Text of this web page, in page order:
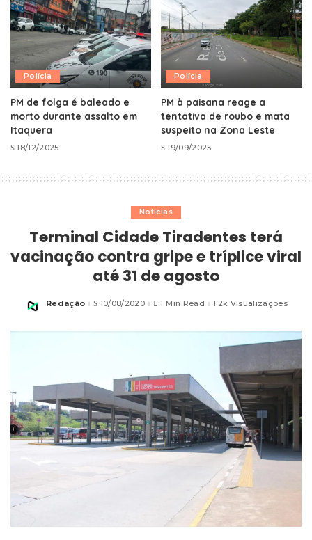
Polícia
PM de folga é baleado e
morto durante assalto em
Itaquera
18/12/2025
Polícia
PM à paisana reage a
tentativa de roubo e mata
suspeito na Zona Leste
19/09/2025
Notícias
Terminal Cidade Tiradentes terá
vacinação contra gripe e tríplice viral
até 31 de agosto
Posted
Redação 10/08/2020 1 Min Read 1.2k Visualizações